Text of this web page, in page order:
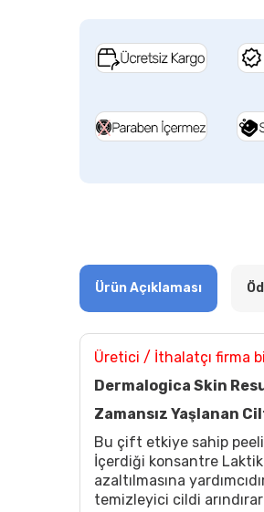
Ürün Açıklaması
Üretici / İthalatçı firma
Dermalogica Skin
Zamansız Yaşlanan
Bu çift etkiye sahip
İçerdiği konsantre
azaltılmasına
temizleyici cildi